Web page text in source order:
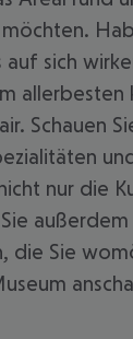
sich
allerbesten
Schauen
nur die
die Sie